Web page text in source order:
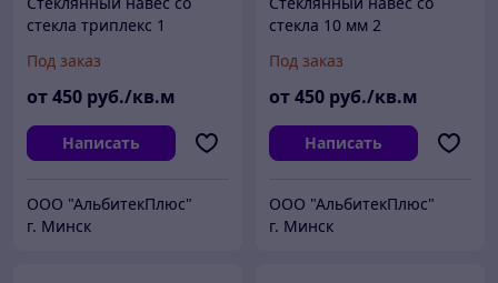
стекла триплекс 1
Под заказ
от450 руб./кв.м
Написать
ООО "АльбитекПлюс"
г. Минск
стекла 10 мм 2
Под заказ
от450 руб./кв.м
Написать
ООО "АльбитекПлюс"
г. Минск